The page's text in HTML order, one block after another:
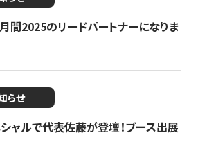
間2025のリードパートナーになりま
らせ
シャルで代表佐藤が登壇！ブース出展